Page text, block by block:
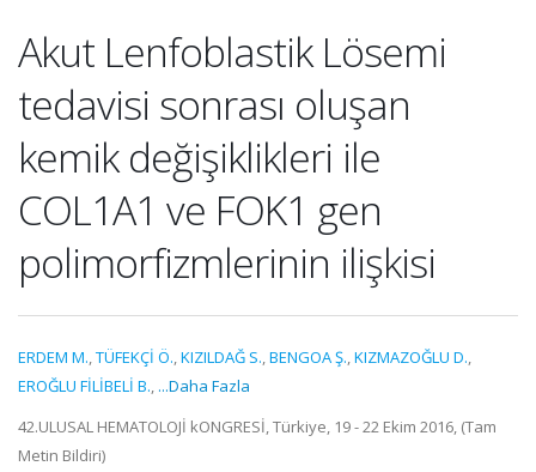
Akut Lenfoblastik Lösemi
tedavisi sonrası oluşan
kemik değişiklikleri ile
COL1A1 ve FOK1 gen
polimorfizmlerinin ilişkisi
ERDEM M.,TÜFEKÇİ Ö.,KIZILDAĞ S.,BENGOA Ş.,KIZMAZOĞLU D.,
EROĞLU FİLİBELİ B., ...Daha Fazla
42.ULUSAL HEMATOLOJİ kONGRESİ, Türkiye, 19 - 22 Ekim 2016, (Tam
Metin Bildiri)